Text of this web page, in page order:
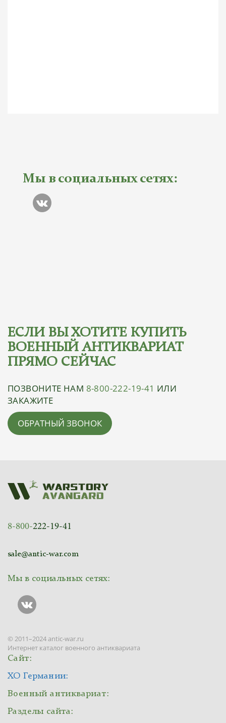
Мы в социальных сетях:
ЕСЛИ ВЫ ХОТИТЕ КУПИТЬ
ВОЕННЫЙ АНТИКВАРИАТ
ПРЯМО СЕЙЧАС
ПОЗВОНИТЕ НАМ 8-800-222-19-41 ИЛИ
ЗАКАЖИТЕ
ОБРАТНЫЙ ЗВОНОК
8-800-222-19-41
sale@antic-war.com
Мы в социальных сетях:
© 2011–2024 antic-war.ru
Интернет каталог военного антиквариата
Сайт:
ХО Германии:
Военный антиквариат:
Разделы сайта: